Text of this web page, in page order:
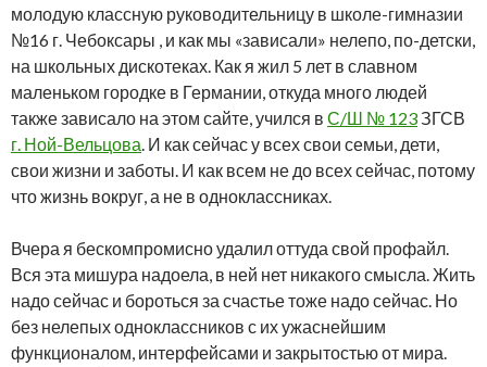
молодую классную руководительницу в школе-гимназии
№16 г. Чебоксары , и как мы «зависали» нелепо, по-детски,
на школьных дискотеках. Как я жил 5 лет в славном
маленьком городке в Германии, откуда много людей
также зависало на этом сайте, учился в С/Ш № 123ЗГСВ
г. Ной-Вельцова. И как сейчас у всех свои семьи, дети,
свои жизни и заботы. И как всем не до всех сейчас, потому
что жизнь вокруг, а не в одноклассниках.
Вчера я бескомпромисно удалил оттуда свой профайл.
Вся эта мишура надоела, в ней нет никакого смысла. Жить
надо сейчас и бороться за счастье тоже надо сейчас. Но
без нелепых одноклассников с их ужаснейшим
функционалом, интерфейсами и закрытостью от мира.